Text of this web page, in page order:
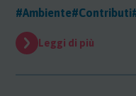
#Ambiente#Contributi
Leggi di più